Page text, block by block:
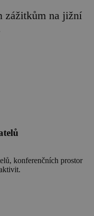
zážitkům na jižní
konferenčních prostor